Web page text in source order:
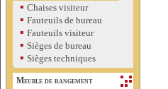
▪ Chaises visiteur
▪ Fauteuils de bureau
▪ Fauteuils visiteur
▪ Sièges de bureau
▪ Sièges techniques
Meuble de rangement